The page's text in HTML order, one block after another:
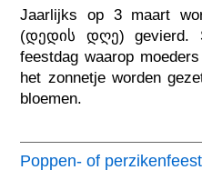
Jaarlijks op 3 maart
(დედის დღე) gevierd.
feestdag waarop
het zonnetje worden
bloemen.
Poppen- of perzikenfeest